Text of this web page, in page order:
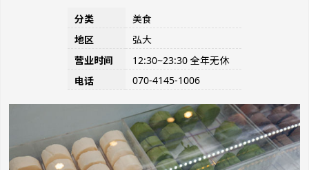
分类
美食
地区
弘大
营业时间
12:30~23:30 全年无休
电话
070-4145-1006